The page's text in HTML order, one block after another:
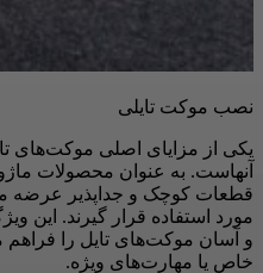
نصب موکت تایلی
یکی از مزایای اصلی موکت‌های
آنهاست. به عنوان محصولات
قطعات کوچک و جداپذیر عرضه
مورد استفاده قرار گیرند. این
و آسان موکت‌های تایل را فراهم
خاص یا مهارت‌های ویژه.